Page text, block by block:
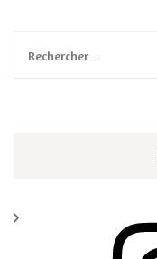
Rechercher :